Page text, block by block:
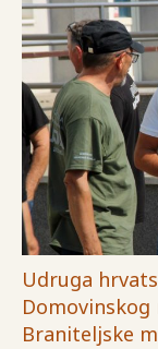
Udruga
Braniteljske